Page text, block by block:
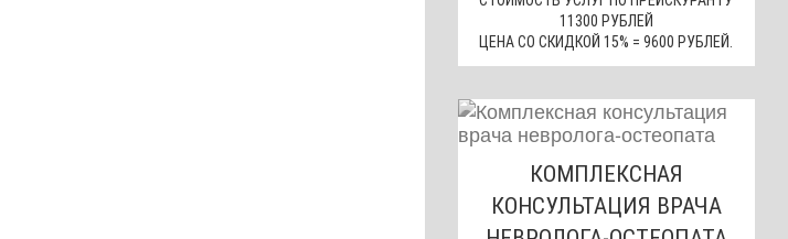
11300 РУБЛЕЙ
ЦЕНА СО СКИДКОЙ 15% = 9600 РУБЛЕЙ.
КОМПЛЕКСНАЯ
КОНСУЛЬТАЦИЯ ВРАЧА